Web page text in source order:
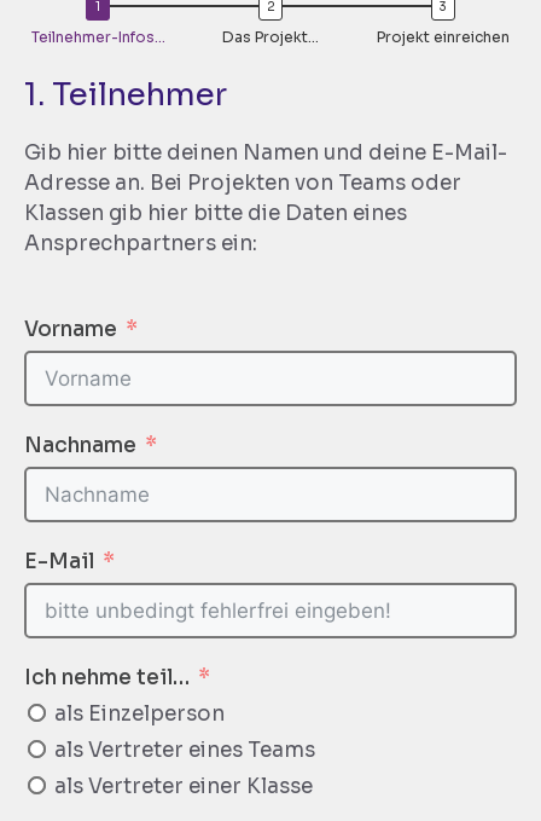
Teilnehmer-Infos… Das Projekt… Projekt einreichen
1. Teilnehmer
Gib hier bitte deinen Namen und deine E-Mail-
Adresse an. Bei Projekten von Teams oder
Klassen gib hier bitte die Daten eines
Ansprechpartners ein:
Vorname
Nachname
E-Mail
Ich nehme teil…
als Einzelperson
als Vertreter eines Teams
als Vertreter einer Klasse